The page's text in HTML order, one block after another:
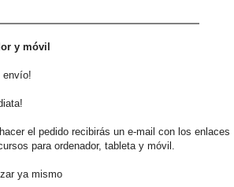
y móvil
envío!
el pedido recibirás un e-mail con los enlaces
para ordenador, tableta y móvil.
ya mismo